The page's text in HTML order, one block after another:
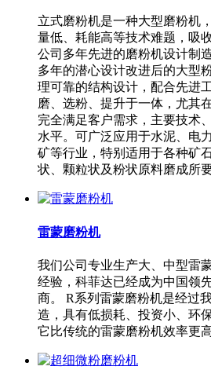
立式磨粉机是一种大型磨粉机
量低、耗能高等技术难题，吸
公司多年先进的磨粉机设计制
多年的潜心设计改进后的大型
理可靠的结构设计，配合先进
磨、选粉、提升于一体，尤其
完全满足客户需求，主要技术
水平。可广泛应用于水泥、电
矿等行业，特别适用于各种矿
状、颗粒状及粉状原料磨成所
雷蒙磨粉机
我们公司专业生产大、中型雷
经验，科菲达已经成为中国领
商。 R系列雷蒙磨粉机是经过
造，具有低损耗、投资小、环
它比传统的雷蒙磨粉机效率更高